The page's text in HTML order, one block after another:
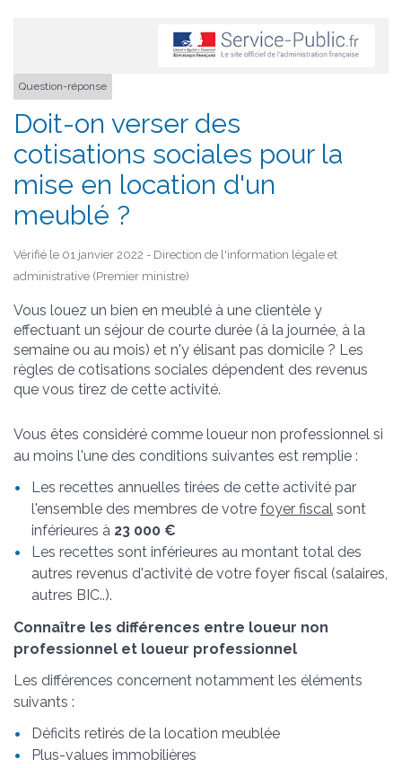
Question-réponse
Doit-on verser des
cotisations sociales pour la
mise en location d'un
meublé ?
Vérifié le 01 janvier 2022 - Direction de l'information légale et
administrative (Premier ministre)
Vous louez un bien en meublé à une clientèle y
effectuant un séjour de courte durée (à la journée, à la
semaine ou au mois) et n'y élisant pas domicile ? Les
règles de cotisations sociales dépendent des revenus
que vous tirez de cette activité.
Vous êtes considéré comme loueur non professionnel si
au moins l'une des conditions suivantes est remplie :
Les recettes annuelles tirées de cette activité par
l'ensemble des membres de votre foyer fiscal sont
inférieures à 23 000 €
Les recettes sont inférieures au montant total des
autres revenus d'activité de votre foyer fiscal (salaires,
autres BIC..).
Connaître les différences entre loueur non
professionnel et loueur professionnel
Les différences concernent notamment les éléments
suivants :
Déficits retirés de la location meublée
Plus-values immobilières